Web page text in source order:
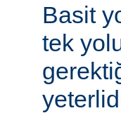
Basit
tek